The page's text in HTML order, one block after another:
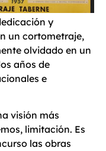
y
un cortometraje,
olvidado en un
años de
e
visión más
limitación. Es
las obras